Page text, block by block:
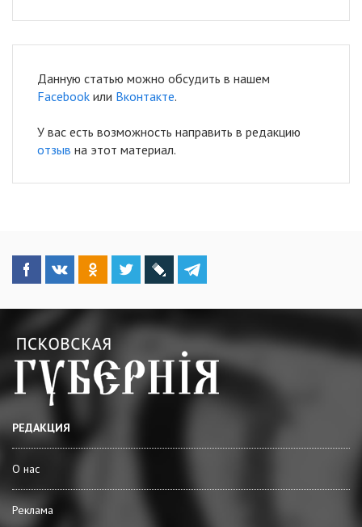
Данную статью можно обсудить в нашем
Facebook или Вконтакте.
У вас есть возможность направить в редакцию
отзыв на этот материал.
РЕДАКЦИЯ
О нас
Реклама